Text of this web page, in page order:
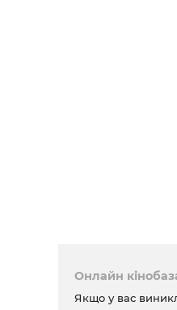
Онлайн
Якщо у вас